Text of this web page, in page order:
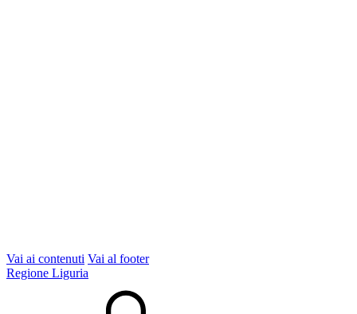
Vai ai contenuti Vai al footer
Regione Liguria